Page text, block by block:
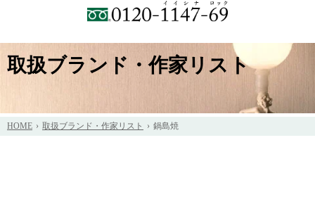
取扱ブランド・作家リスト
HOME 取扱ブランド・作家リスト 鍋島焼